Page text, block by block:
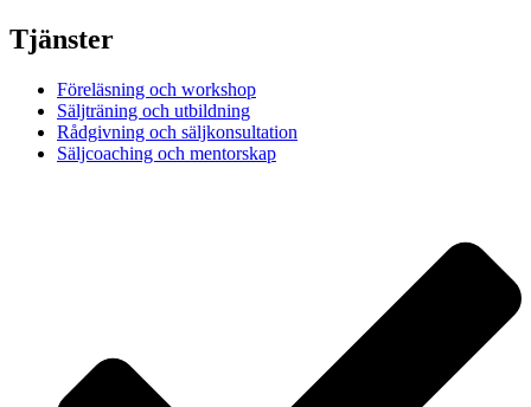
Tjänster
Föreläsning och workshop
Säljträning och utbildning
Rådgivning och säljkonsultation
Säljcoaching och mentorskap